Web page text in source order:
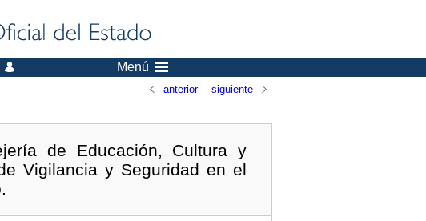
Menú
anterior siguiente
de Educación, Cultura y
Vigilancia y Seguridad en el